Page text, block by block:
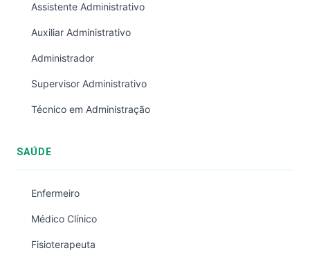
Assistente Administrativo
Auxiliar Administrativo
Administrador
Supervisor Administrativo
Técnico em Administração
SAÚDE
Enfermeiro
Médico Clínico
Fisioterapeuta